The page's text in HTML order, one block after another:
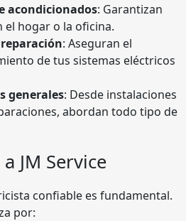
acondicionados: Garantizan
el hogar o la oficina.
: Aseguran el
de tus sistemas eléctricos
generales: Desde instalaciones
abordan todo tipo de
JM Service
confiable es fundamental.
por: